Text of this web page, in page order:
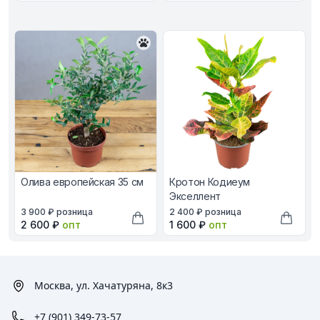
Олива европейская 35 см
В наличии, цена в рублях
3 900 ₽ розница
Оптовая цена в рублях
2 600 ₽ опт
Добавить в корзину
Кротон Кодиеум
Экселлент
В наличии, цена в рублях
2 400 ₽ розница
Оптовая цена в рублях
1 600 ₽ опт
Москва, ул. Хачатуряна, 8к3
+7 (901) 349-73-57